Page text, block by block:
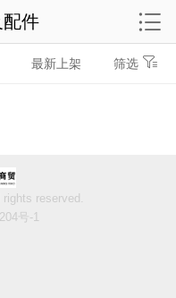
最新上架 筛选
件
reserved.
号-1